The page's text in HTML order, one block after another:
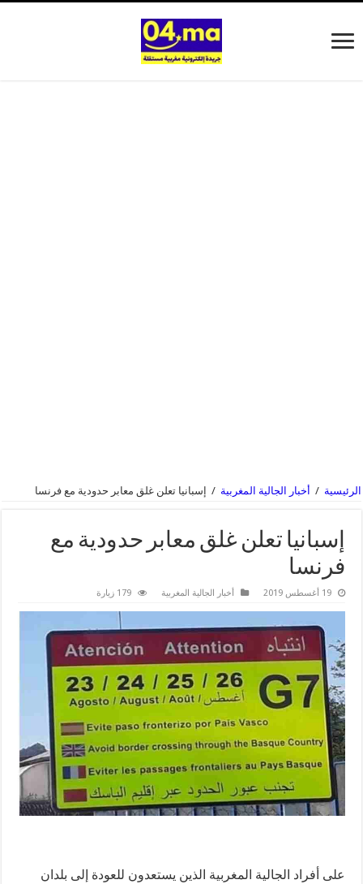
الرئيسية / أخبار الجالية المغربية / إسبانيا تعلن غلق معابر حدودية مع فرنسا
إسبانيا تعلن غلق معابر حدودية مع
فرنسا
19 أغسطس 2019 أخبار الجالية المغربية 179 زيارة
على أفراد الجالية المغربية الذين يستعدون للعودة إلى بلدان